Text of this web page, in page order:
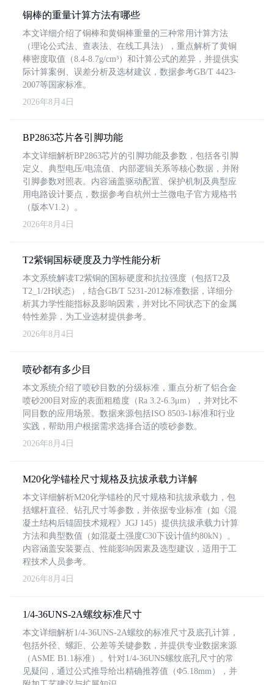
铜棒的重量计算方法有哪些
本文详细介绍了铜棒和黄铜棒重量的三种常用计算方法
（理论公式法、查表法、在线工具法），重点解析了黄铜
棒密度取值（8.4-8.7g/cm³）和计算公式的差异，并提供实
际计算案例、误差分析及选材建议，数据参考GB/T 4423-
2007等国家标准。
2026年8月4日
BP2863芯片各引脚功能
本文详细解析BP2863芯片的引脚功能及参数，包括各引脚
定义、典型电压/电流值、内部逻辑关系等核心数据，并附
引脚参数对照表。内容涵盖驱动配置、保护机制及典型应
用电路设计要点，数据参考自杭州士兰微电子官方规格书
（版本V1.2）。
2026年8月4日
T2紫铜国标硬度及力学性能分析
本文系统解读T2紫铜的国标硬度和抗拉强度（包括T2及
T2_1/2H状态），结合GB/T 5231-2012标准数据，详细分
析其力学性能指标及影响因素，并对比不同状态下的金属
特性差异，为工业选材提供参考。
2026年8月4日
喷砂都有多少目
本文系统介绍了喷砂目数的分级标准，重点分析了铝合金
喷砂200目对应的表面粗糙度（Ra 3.2-6.3μm），并对比不
同目数的应用场景。数据来源包括ISO 8503-1标准和行业
实践，帮助用户根据需求选择合适的喷砂参数。
2026年8月4日
M20化学锚栓尺寸规格及抗拔承载力详解
本文详细解析M20化学锚栓的尺寸规格和抗拔承载力，包
括螺杆直径、钻孔尺寸等参数，并依据专业标准（如《混
凝土结构后锚固技术规程》JGJ 145）提供抗拔承载力计算
方法和典型数值（如混凝土强度C30下设计值约80kN）。
内容涵盖安装要点、性能影响因素及选型建议，适用于工
程技术人员参考。
2026年8月4日
1/4-36UNS-2A螺纹标准尺寸
本文详细解析1/4-36UNS-2A螺纹的标准尺寸及底孔计算，
包括外径、螺距、公差等关键参数，并提供专业数据来源
（ASME B1.1标准）。针对1/4-36UNS螺纹底孔尺寸的常
见疑问，通过公式推导给出精确推荐值（Φ5.18mm），并